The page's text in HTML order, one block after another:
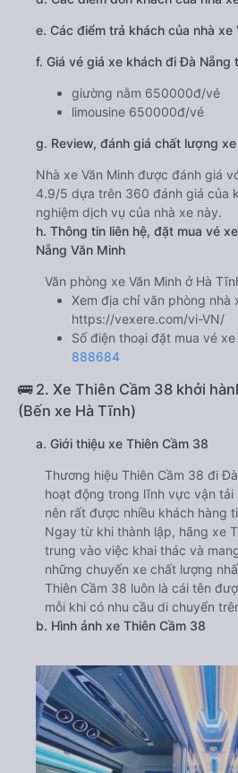
e. Các điểm trả khách của nhà xe
f. Giá vé giá xe khách đi Đà Nẵng
giường nằm 650000đ/vé
limousine 650000đ/vé
g. Review, đánh giá chất lượng
Nhà xe Văn Minh được đánh giá
4.9/5 dựa trên 360 đánh giá của
nghiệm dịch vụ của nhà xe này.
h. Thông tin liên hệ, đặt mua vé
Nẵng Văn Minh
Văn phòng xe Văn Minh ở Hà
Xem địa chỉ văn phòng nhà
https://vexere.com/vi-VN/
Số điện thoại đặt mua vé
888684
🚌 2. Xe Thiên Cầm 38 khởi
(Bến xe Hà Tĩnh)
a. Giới thiệu xe Thiên Cầm 38
Thương hiệu Thiên Cầm 38 đi
hoạt động trong lĩnh vực vận tải
nên rất được nhiều khách hàng
Ngay từ khi thành lập, hãng xe
trung vào việc khai thác và
những chuyến xe chất lượng
Thiên Cầm 38 luôn là cái tên
mỗi khi có nhu cầu di chuyển
b. Hình ảnh xe Thiên Cầm 38